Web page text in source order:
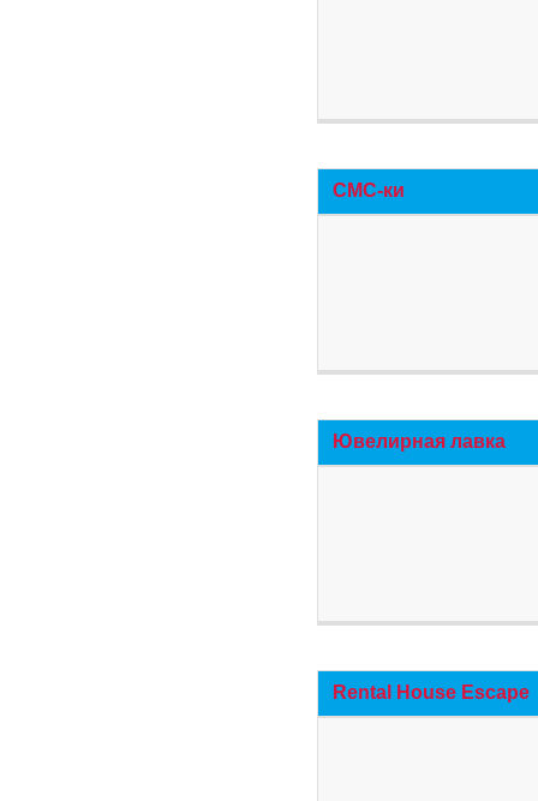
СМС-ки
Ювелирная лавка
Rental House Escape